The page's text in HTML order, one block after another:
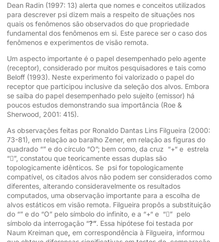
Dean Radin (1997: 13) alerta que nomes e conceitos utilizados
para descrever psi dizem mais a respeito de situações nos
quais os fenômenos são observados do que propriedade
fundamental dos fenômenos em si. Este parece ser o caso dos
fenômenos e experimentos de visão remota.
Um aspecto importante é o papel desempenhado pelo agente
(receptor), considerado por muitos pesquisadores e tais como
Beloff (1993). Neste experimento foi valorizado o papel do
receptor que participou inclusive da seleção dos alvos. Embora
se saiba do papel desempenhado pelo sujeito (emissor) há
poucos estudos demonstrando sua importância (Roe &
Sherwood, 2001: 415).
As observações feitas por Ronaldo Dantas Lins Filgueira (2000:
73-81), em relação ao baralho Zener, em relação as figuras do
quadrado “” e do círculo “O”; bem como, da cruz “+“ e estrela
“”, constatou que teoricamente essas duplas são
topologicamente idênticos. Se psi for topologicamente
compatível, os citados alvos não podem ser considerados como
diferentes, alterando consideravelmente os resultados
computados, uma observação importante para a escolha de
alvos estáticos em visão remota. Filgueira propôs a substituição
do “” e do “O” pelo símbolo do infinito, e a “+“ e “” pelo
símbolo da interrogação “?”. Essa hipótese foi testada por
Naum Kreiman que, em correspondência à Filgueira, informou